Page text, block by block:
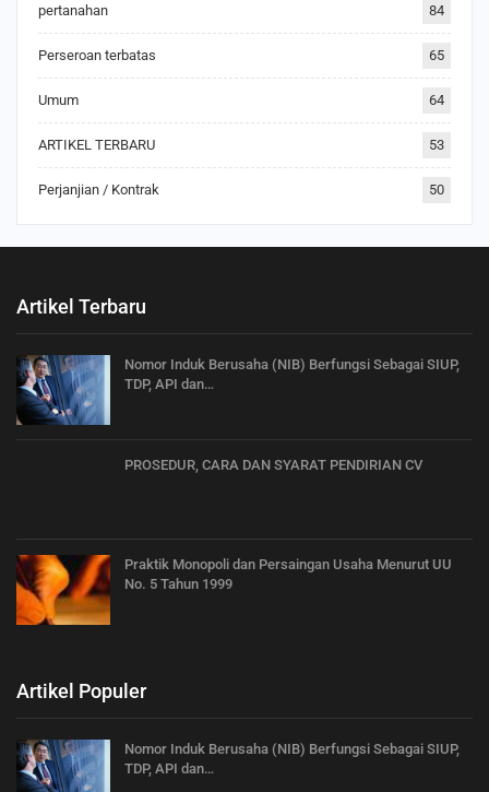
pertanahan 84
Perseroan terbatas 65
Umum 64
ARTIKEL TERBARU 53
Perjanjian / Kontrak 50
Artikel Terbaru
Nomor Induk Berusaha (NIB) Berfungsi Sebagai SIUP,
TDP, API dan…
PROSEDUR, CARA DAN SYARAT PENDIRIAN CV
Praktik Monopoli dan Persaingan Usaha Menurut UU
No. 5 Tahun 1999
Artikel Populer
Nomor Induk Berusaha (NIB) Berfungsi Sebagai SIUP,
TDP, API dan…